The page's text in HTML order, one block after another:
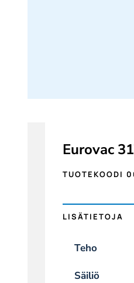
Eurovac
TUOTEKOODI
LISÄTIETOJA
Teho
Säiliö